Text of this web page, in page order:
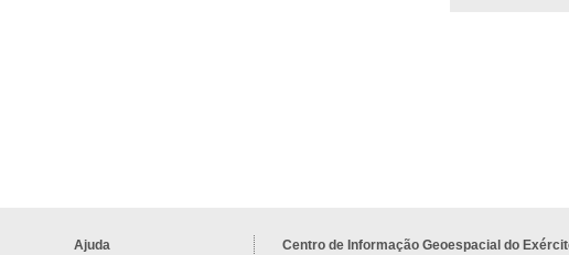
Ajuda
Centro de Informação Geoespacial do